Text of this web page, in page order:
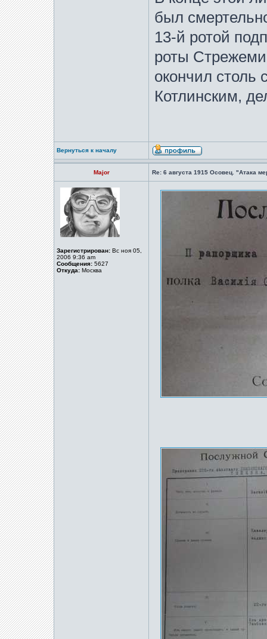
был
13-й ротой
роты
окончил столь
Котлинским,
Вернуться к началу
Major Re: 6 августа 1915 Осовец. "Атака
Зарегистрирован: Вс ноя 05,
2006 9:36 am
Сообщения: 5627
Откуда: Москва